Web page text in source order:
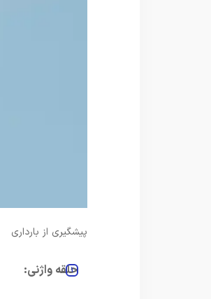
پیشگیری از بارداری
حلقه واژنی: